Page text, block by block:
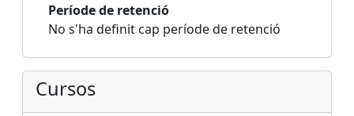
Període de retenció
No s'ha definit cap període de retenció
Cursos